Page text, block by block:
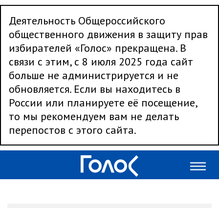
Деятельность Общероссийского
общественного движения в защиту прав
избирателей «Голос» прекращена. В
связи с этим, с 8 июля 2025 года сайт
больше не администрируется и не
обновляется. Если вы находитесь в
России или планируете её посещение,
то мы рекомендуем вам не делать
перепостов с этого сайта.